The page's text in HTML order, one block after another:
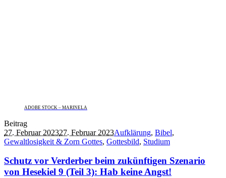
ADOBE STOCK – MARINELA
Beitrag
27. Februar 202327. Februar 2023Aufklärung, Bibel,
Gewaltlosigkeit & Zorn Gottes, Gottesbild, Studium
Schutz vor Verderber beim zukünftigen Szenario
von Hesekiel 9 (Teil 3): Hab keine Angst!